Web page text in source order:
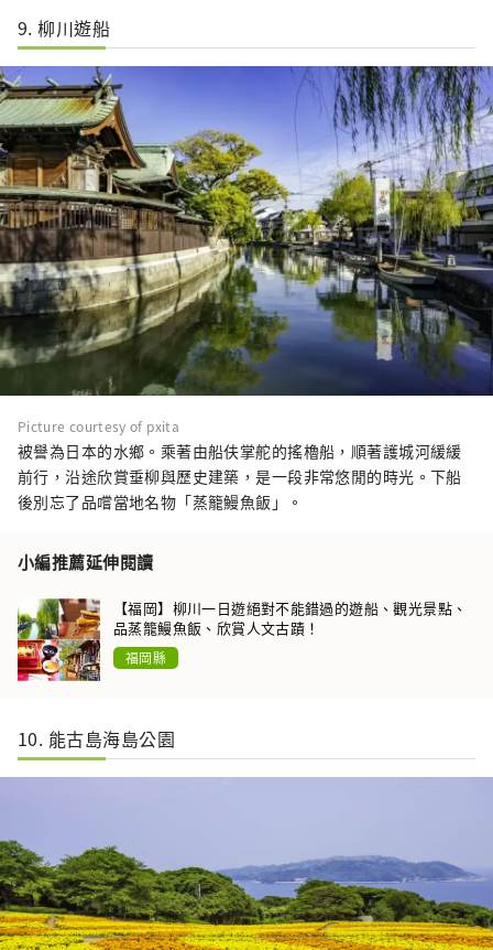
9. 柳川遊船
Picture courtesy of pxita
被譽為日本的水鄉。乘著由船伕掌舵的搖櫓船，順著護城河緩緩
前行，沿途欣賞垂柳與歷史建築，是一段非常悠閒的時光。下船
後別忘了品嚐當地名物「蒸籠鰻魚飯」。
小編推薦延伸閱讀
【福岡】柳川一日遊絕對不能錯過的遊船、觀光景點、
品蒸籠鰻魚飯、欣賞人文古蹟！
福岡縣
10. 能古島海島公園